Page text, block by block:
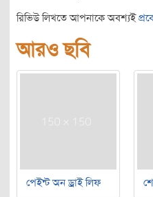
রিভিউ লিখতে আপনাকে অবশ্যই
আরও ছবি
পেইন্ট অন ড্রাই লিফ